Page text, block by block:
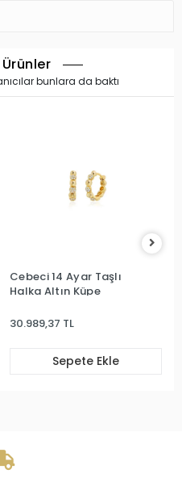
bunlara da baktı
Cebeci 14 Ayar Taşlı
Halka Altın Küpe
30.989,37 TL
Sepete Ekle